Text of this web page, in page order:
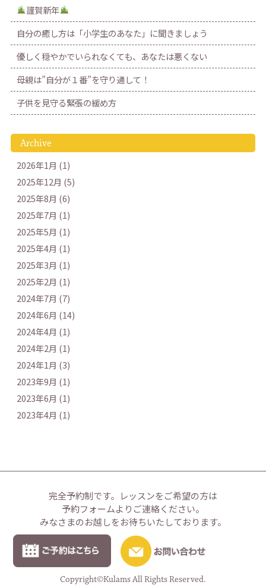
謹賀新年
自分の癒し方は「小学生のあなた」に聞きましょう
優しく穏やかでいられなくても、あなたは悪くない
母親は”自分が１番”を守り通して！
子供を見守る緊張の緩め方
Archive
2026年1月 (1)
2025年12月 (5)
2025年8月 (6)
2025年7月 (1)
2025年5月 (1)
2025年4月 (1)
2025年3月 (1)
2025年2月 (1)
2024年7月 (7)
2024年6月 (14)
2024年4月 (1)
2024年2月 (1)
2024年1月 (3)
2023年9月 (1)
2023年6月 (1)
2023年4月 (1)
完全予約制です。 レッスンをご希望の方は
予約フォームよりご連絡ください。
みなさまのお越しをお待ちいたしております。
Copyright©Kulams All Rights Reserved.